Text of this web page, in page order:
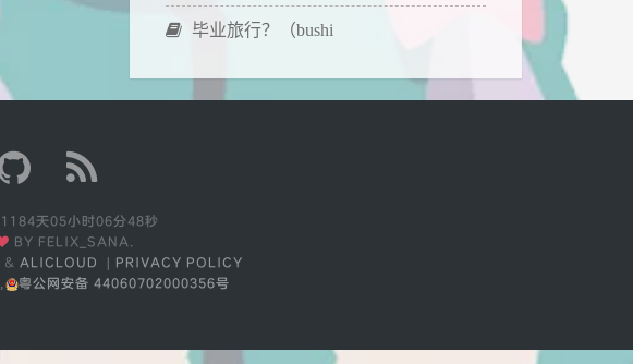
毕业旅行？（bushi
1184天05小时06分49秒
BY FELIX_SANA.
& ALICLOUD
PRIVACY POLICY
粤公网安备 44060702000356号